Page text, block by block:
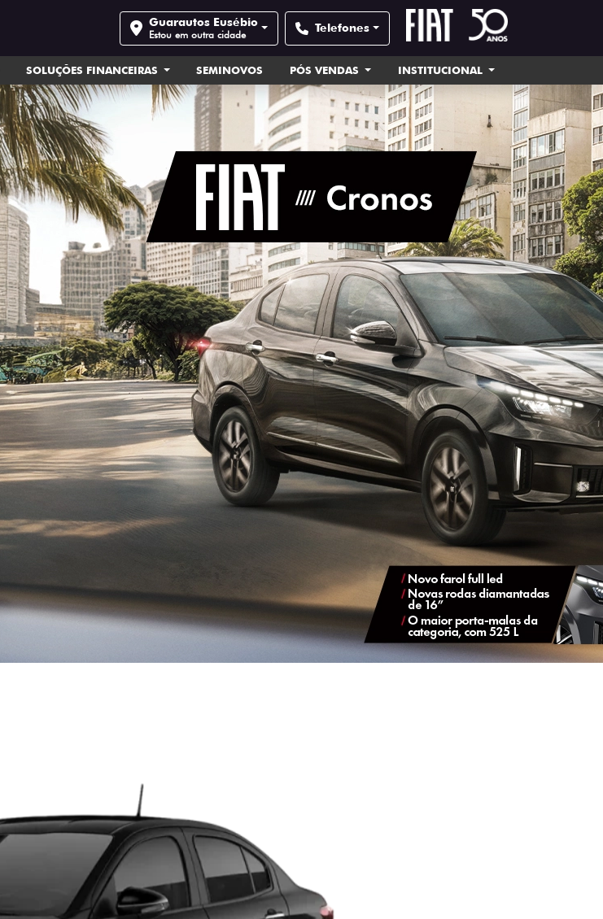
Guarautos Eusébio
Estou em outra cidade Telefones
SOLUÇÕES FINANCEIRAS SEMINOVOS PÓS VENDAS INSTITUCIONAL